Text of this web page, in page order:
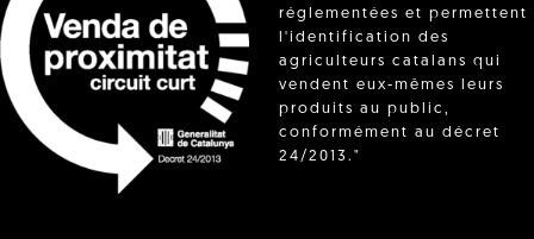
réglementées et permettent
l'identification des
agriculteurs catalans qui
vendent eux-mêmes leurs
produits au public,
conformément au décret
24/2013."